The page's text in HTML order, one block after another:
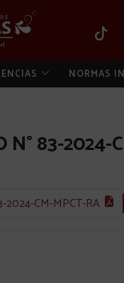
NORMAS
N° 83-2024-
2024-CM-MPCT-RA